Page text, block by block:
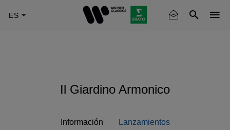
Il Giardino Armonico
Información Lanzamientos